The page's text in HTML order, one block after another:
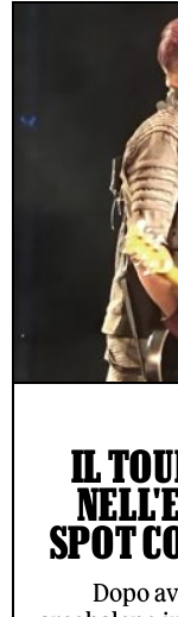
IL
SPOT
Dopo